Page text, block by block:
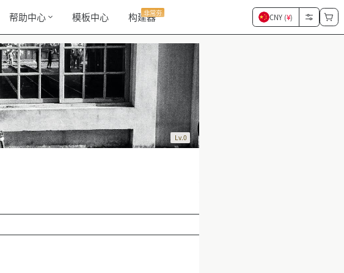
帮助中心 模板中心 构建器
非常夯 CNY (¥)
Lv.0